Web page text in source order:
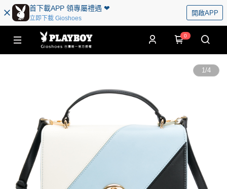
首下載APP 領專屬禮遇 ❤︎
立即下載 Gioshoes
開啟APP
0
1/4